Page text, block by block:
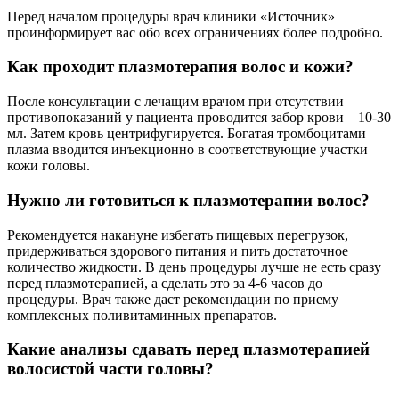
Перед началом процедуры врач клиники «Источник»
проинформирует вас обо всех ограничениях более подробно.
Как проходит плазмотерапия волос и кожи?
После консультации с лечащим врачом при отсутствии
противопоказаний у пациента проводится забор крови – 10-30
мл. Затем кровь центрифугируется. Богатая тромбоцитами
плазма вводится инъекционно в соответствующие участки
кожи головы.
Нужно ли готовиться к плазмотерапии волос?
Рекомендуется накануне избегать пищевых перегрузок,
придерживаться здорового питания и пить достаточное
количество жидкости. В день процедуры лучше не есть сразу
перед плазмотерапией, а сделать это за 4-6 часов до
процедуры. Врач также даст рекомендации по приему
комплексных поливитаминных препаратов.
Какие анализы сдавать перед плазмотерапией
волосистой части головы?